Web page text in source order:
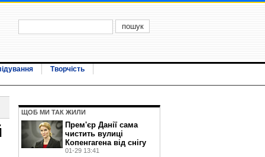
Творчість
ЩОБ МИ ТАК ЖИЛИ
Прем'єр Данії сама
чистить вулиці
Копенгагена від снігу
01-29 13:41